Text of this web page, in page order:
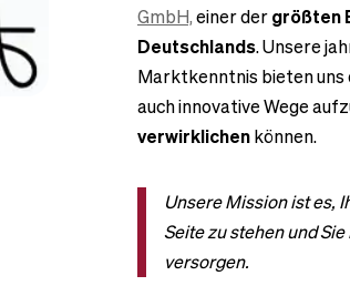
GmbH,einer dergrößten
Deutschlands. Unsere
Marktkenntnis bieten uns
auch innovative Wege
verwirklichenkönnen.
Unsere Mission ist es,
Seite zu stehen und
versorgen.